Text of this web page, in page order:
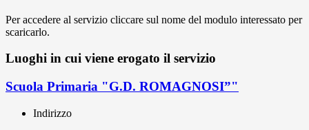
Per accedere al servizio cliccare sul nome del modulo interessato per
scaricarlo.
Luoghi in cui viene erogato il servizio
Scuola Primaria "G.D. ROMAGNOSI”"
Indirizzo